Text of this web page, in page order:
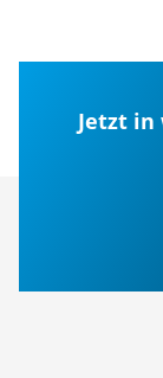
Jetzt